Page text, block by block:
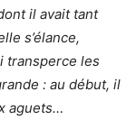
il avait tant
s’élance,
transperce les
: au début, il
aguets…